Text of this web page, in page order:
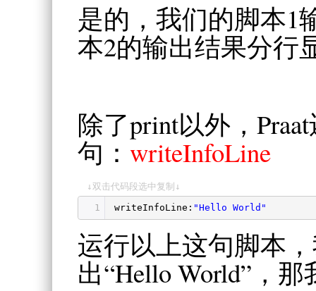
是的，我们的脚本1
本2的输出结果分行
除了print以外，
句： writeInfoLine
↓双击代码段选中复制↓
1 writeInfoLine: "Hello World"
运行以上这句脚本
出“Hello World”，